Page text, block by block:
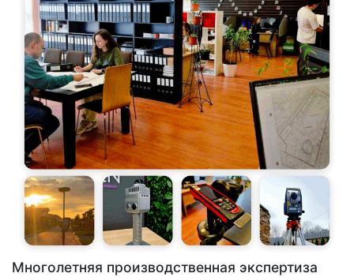
Многолетняя производственная экспертиза